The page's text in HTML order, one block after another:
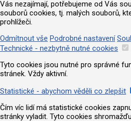
Vás nezajímají, potřebujeme od Vás
souborů cookies, tj. malých souborů,
prohlížeči.
Odmítnout vše Podrobné nastavení
Technické - nezbytně nutné cookies
Tyto cookies jsou nutné pro správné
stránek. Vždy aktivní.
Statistické - abychom věděli co zlepšit
Čím víc lidí má statistické cookies
stránky vyladit. Tyto cookies